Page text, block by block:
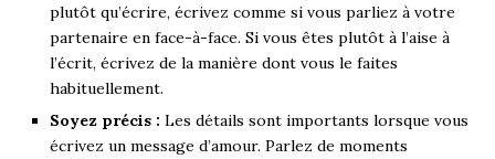
plutôt qu’écrire, écrivez comme si vous parliez à votre
partenaire en face-à-face. Si vous êtes plutôt à l’aise à
l’écrit, écrivez de la manière dont vous le faites
habituellement.
Soyez précis : Les détails sont importants lorsque vous
écrivez un message d’amour. Parlez de moments